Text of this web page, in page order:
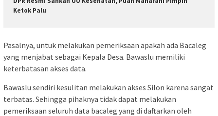
Ketok Palu
Pasalnya, untuk melakukan pemeriksaan apakah ada Bacaleg
yang menjabat sebagai Kepala Desa. Bawaslu memiliki
keterbatasan akses data.
Bawaslu sendiri kesulitan melakukan akses Silon karena sangat
terbatas. Sehingga pihaknya tidak dapat melakukan
pemeriksaan seluruh data bacaleg yang di daftarkan oleh